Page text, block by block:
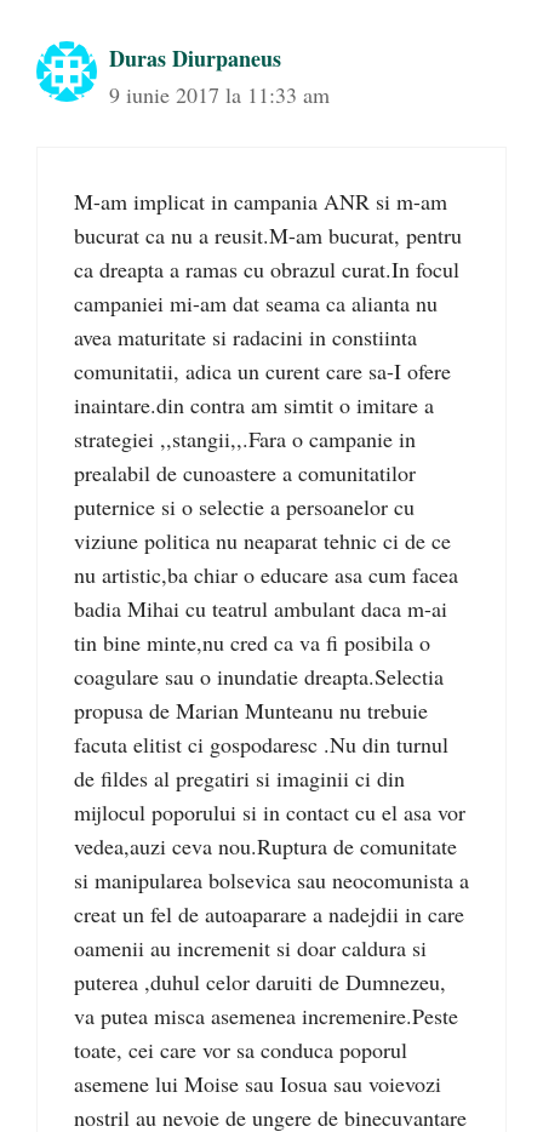
Duras Diurpaneus
9 iunie 2017 la 11:33 am
M-am implicat in campania ANR si m-am
bucurat ca nu a reusit.M-am bucurat, pentru
ca dreapta a ramas cu obrazul curat.In focul
campaniei mi-am dat seama ca alianta nu
avea maturitate si radacini in constiinta
comunitatii, adica un curent care sa-I ofere
inaintare.din contra am simtit o imitare a
strategiei ,,stangii,,.Fara o campanie in
prealabil de cunoastere a comunitatilor
puternice si o selectie a persoanelor cu
viziune politica nu neaparat tehnic ci de ce
nu artistic,ba chiar o educare asa cum facea
badia Mihai cu teatrul ambulant daca m-ai
tin bine minte,nu cred ca va fi posibila o
coagulare sau o inundatie dreapta.Selectia
propusa de Marian Munteanu nu trebuie
facuta elitist ci gospodaresc .Nu din turnul
de fildes al pregatiri si imaginii ci din
mijlocul poporului si in contact cu el asa vor
vedea,auzi ceva nou.Ruptura de comunitate
si manipularea bolsevica sau neocomunista a
creat un fel de autoaparare a nadejdii in care
oamenii au incremenit si doar caldura si
puterea ,duhul celor daruiti de Dumnezeu,
va putea misca asemenea incremenire.Peste
toate, cei care vor sa conduca poporul
asemene lui Moise sau Iosua sau voievozi
nostril au nevoie de ungere de binecuvantare